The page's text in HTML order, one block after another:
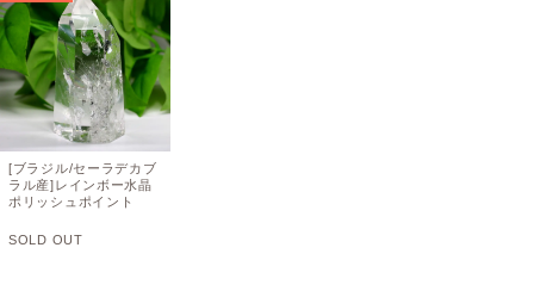
[ブラジル/セーラデカブ
ラル産]レインボー水晶
ポリッシュポイント
SOLD OUT